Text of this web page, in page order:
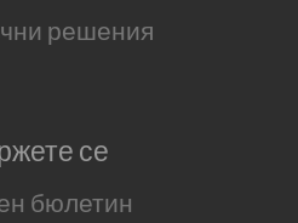
решения
се
бюлетин